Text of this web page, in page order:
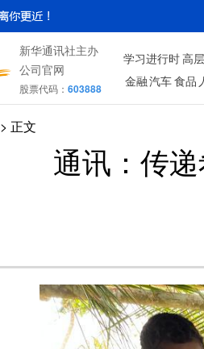
新华通讯社主办
公司官网
股票代码： 603888
学习进行时高层
金融汽车食品
> 正文
通讯：传